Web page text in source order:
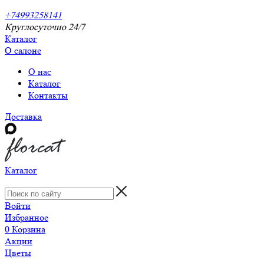
+74993258141
Круглосуточно 24/7
Каталог
О салоне
О нас
Каталог
Контакты
Доставка
Каталог
Войти
Избранное
0 Корзина
Акции
Цветы